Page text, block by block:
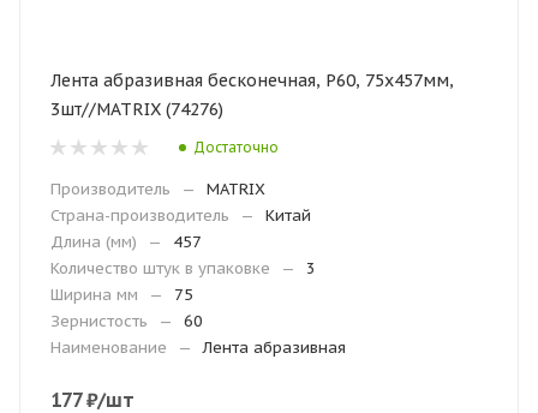
Лента абразивная бесконечная, Р60, 75х457мм,
3шт//MATRIX (74276)
Достаточно
Производитель —
MATRIX
Страна-производитель
—
Китай
Длина (мм)
—
457
Количество штук в упаковке
—
3
Ширина мм
—
75
Зернистость
—
60
Наименование
— Лента абразивная
177₽/шт